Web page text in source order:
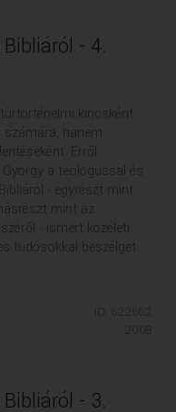
- 4.
kincsként
hanem
Erről
a teológussal és
- egyrészt mint
mint az
- ismert közéleti
tudósokkal beszélget
- 3.